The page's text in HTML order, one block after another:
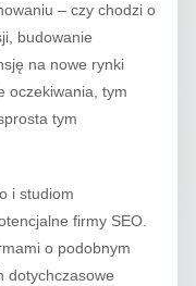
– czy chodzi o
budowanie
na nowe rynki
oczekiwania, tym
tym
i studiom
firmy SEO.
o podobnym
dotychczasowe